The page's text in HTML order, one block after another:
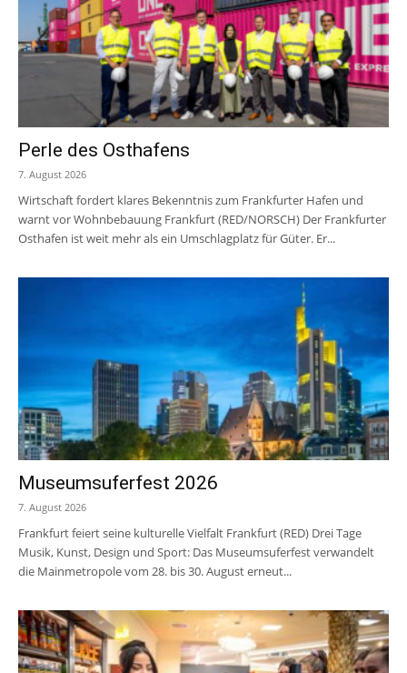
Perle des Osthafens
7. August 2026
Wirtschaft fordert klares Bekenntnis zum Frankfurter Hafen und
warnt vor Wohnbebauung Frankfurt (RED/NORSCH) Der Frankfurter
Osthafen ist weit mehr als ein Umschlagplatz für Güter. Er...
Museumsuferfest 2026
7. August 2026
Frankfurt feiert seine kulturelle Vielfalt Frankfurt (RED) Drei Tage
Musik, Kunst, Design und Sport: Das Museumsuferfest verwandelt
die Mainmetropole vom 28. bis 30. August erneut...